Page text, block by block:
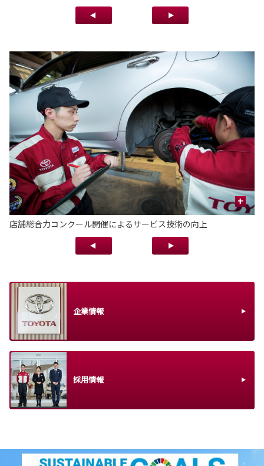
+
店舗総合力コンクール開催によるサービス技術の向上
企業情報
採用情報